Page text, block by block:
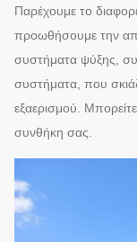
Παρέχουμε το
προωθήσουμε την
συστήματα ψύξης,
συστήματα, που
εξαερισμού.
συνθήκη σας.